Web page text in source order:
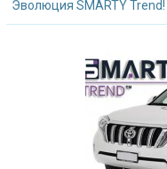
Эволюция SMARTY Trend!